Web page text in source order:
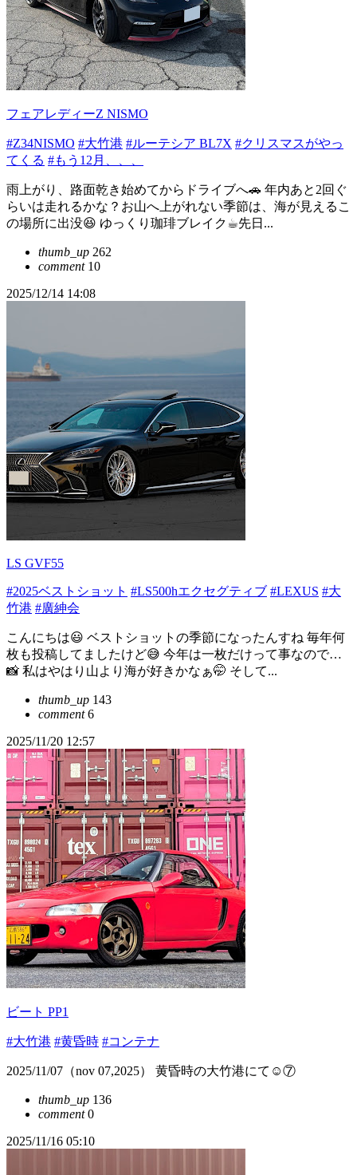
フェアレディーZ NISMO
#Z34NISMO #大竹港 #ルーテシア BL7X #クリスマスがやっ
てくる #もう12月、、、
雨上がり、路面乾き始めてからドライブへ🚗 年内あと2回ぐ
らいは走れるかな？お山へ上がれない季節は、海が見えるこ
の場所に出没😆 ゆっくり珈琲ブレイク☕︎先日...
thumb_up 262
comment10
2025/12/14 14:08
LS GVF55
#2025ベストショット #LS500hエクセグティブ #LEXUS #大
竹港 #廣紳会
こんにちは😃 ベストショットの季節になったんすね 毎年何
枚も投稿してましたけど😅 今年は一枚だけって事なので…
📸 私はやはり山より海が好きかなぁ🤭 そして...
thumb_up 143
comment6
2025/11/20 12:57
ビート PP1
#大竹港 #黄昏時 #コンテナ
2025/11/07（nov 07,2025） 黄昏時の大竹港にて☺️⑦
thumb_up 136
comment0
2025/11/16 05:10